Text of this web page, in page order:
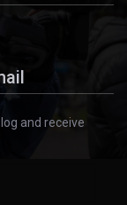
and receive